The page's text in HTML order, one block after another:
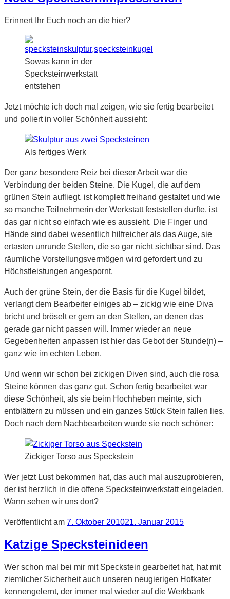
Erinnert Ihr Euch noch an die hier?
Sowas kann in der
Specksteinwerkstatt
entstehen
Jetzt möchte ich doch mal zeigen, wie sie fertig bearbeitet
und poliert in voller Schönheit aussieht:
Als fertiges Werk
Der ganz besondere Reiz bei dieser Arbeit war die
Verbindung der beiden Steine. Die Kugel, die auf dem
grünen Stein aufliegt, ist komplett freihand gestaltet und wie
so manche Teilnehmerin der Werkstatt feststellen durfte, ist
das gar nicht so einfach wie es aussieht. Die Finger und
Hände sind dabei wesentlich hilfreicher als das Auge, sie
ertasten unrunde Stellen, die so gar nicht sichtbar sind. Das
räumliche Vorstellungsvermögen wird gefordert und zu
Höchstleistungen angespornt.
Auch der grüne Stein, der die Basis für die Kugel bildet,
verlangt dem Bearbeiter einiges ab – zickig wie eine Diva
bricht und bröselt er gern an den Stellen, an denen das
gerade gar nicht passen will. Immer wieder an neue
Gegebenheiten anpassen ist hier das Gebot der Stunde(n) –
ganz wie im echten Leben.
Und wenn wir schon bei zickigen Diven sind, auch die rosa
Steine können das ganz gut. Schon fertig bearbeitet war
diese Schönheit, als sie beim Hochheben meinte, sich
entblättern zu müssen und ein ganzes Stück Stein fallen lies.
Doch nach dem Nachbearbeiten wurde sie noch schöner:
Zickiger Torso aus Speckstein
Wer jetzt Lust bekommen hat, das auch mal auszuprobieren,
der ist herzlich in die offene Specksteinwerkstatt eingeladen.
Wann sehen wir uns dort?
Veröffentlicht am 7. Oktober 201021. Januar 2015
Katzige Specksteinideen
Wer schon mal bei mir mit Speckstein gearbeitet hat, hat mit
ziemlicher Sicherheit auch unseren neugierigen Hofkater
kennengelernt, der immer mal wieder auf die Werkbank